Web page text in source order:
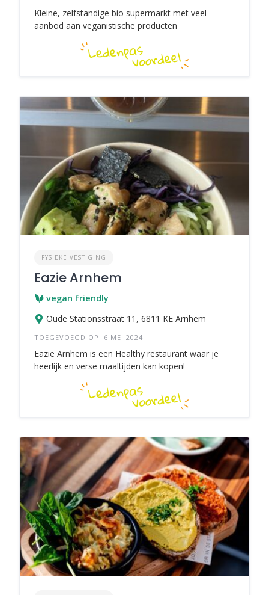
Kleine, zelfstandige bio supermarkt met veel
aanbod aan veganistische producten
FYSIEKE VESTIGING
Eazie Arnhem
vegan friendly
Oude Stationsstraat 11, 6811 KE Arnhem
TOEGEVOEGD OP: 6 MEI 2024
Eazie Arnhem is een Healthy restaurant waar je
heerlijk en verse maaltijden kan kopen!